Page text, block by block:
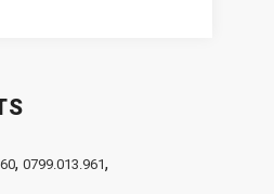
, 0799.013.961,